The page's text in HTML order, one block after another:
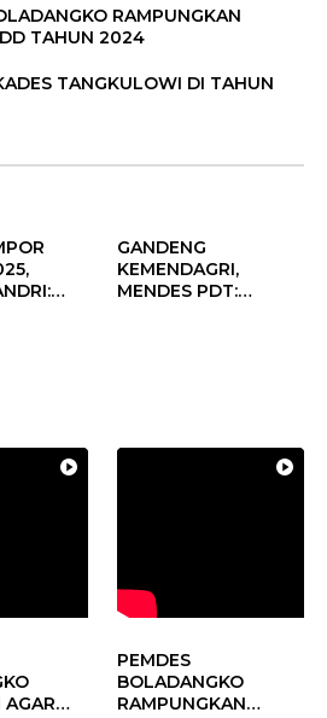
RAMPUNGKAN
TAHUN 2024
TANGKULOWI DI TAHUN
GANDENG
KEMENDAGRI,
MENDES PDT:
AGAR
PEMDES
BOLADANGKO
RAMPUNGKAN